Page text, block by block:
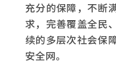
充分的保障，不断
求，完善覆盖全民
续的多层次社会保
安全网。